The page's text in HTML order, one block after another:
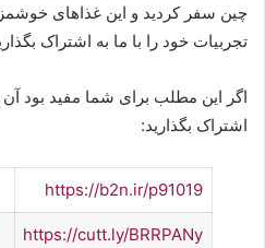
چین سفر کردید و این غذاهای
تجربیات خود را با ما به اشتراک
اگر این مطلب برای شما مفید بود آن
اشتراک بگذارید:
https://b2n.ir/p91019
https://cutt.ly/BRRPANy